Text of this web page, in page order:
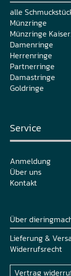
alle
Münzringe
Münzringe
Damenringe
Herrenringe
Partnerringe
Damastringe
Goldringe
Service
Anmeldung
Über uns
Kontakt
Über
Lieferung &
Widerrufsrecht
Vertrag